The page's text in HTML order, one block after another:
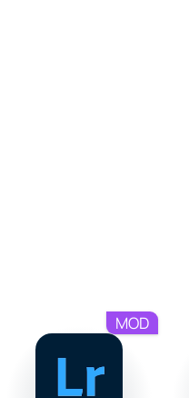
уверенности и
след в истории игрового
MOD